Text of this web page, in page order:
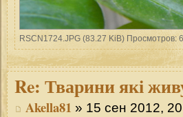
RSCN1724.JPG (83.27 KiB) Просмотров:
Re: Тварини які
Akella81 » 15 сен 2012,